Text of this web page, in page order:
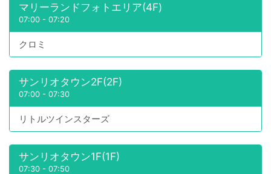
マリーランドフォトエリア(4F)
07:00 - 07:20
クロミ
サンリオタウン2F(2F)
07:00 - 07:30
リトルツインスターズ
サンリオタウン1F(1F)
07:30 - 07:50